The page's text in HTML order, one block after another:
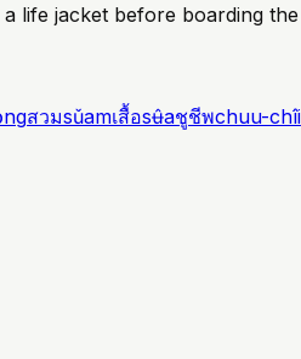
life jacket before boarding
สวมsǔamเสื้อsʉ̂aชูชีพchuu-